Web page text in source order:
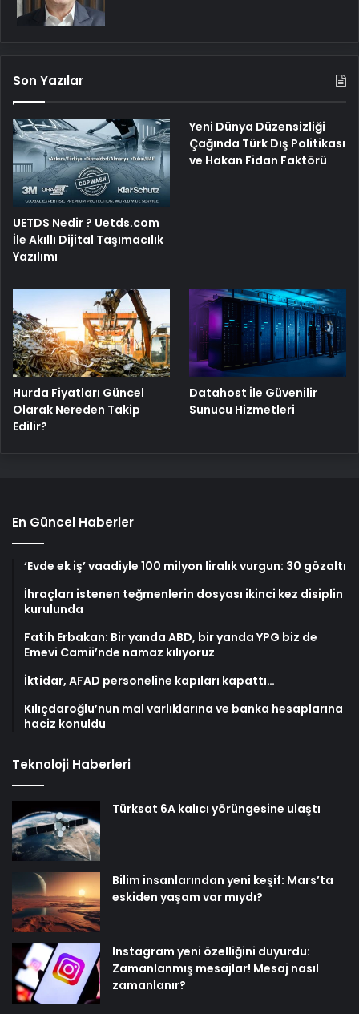
Son Yazılar
UETDS Nedir ? Uetds.com
İle Akıllı Dijital Taşımacılık
Yazılımı
Yeni Dünya Düzensizliği
Çağında Türk Dış Politikası
ve Hakan Fidan Faktörü
Hurda Fiyatları Güncel
Olarak Nereden Takip
Edilir?
Datahost İle Güvenilir
Sunucu Hizmetleri
En Güncel Haberler
‘Evde ek iş’ vaadiyle 100 milyon liralık vurgun: 30 gözaltı
İhraçları istenen teğmenlerin dosyası ikinci kez disiplin
kurulunda
Fatih Erbakan: Bir yanda ABD, bir yanda YPG biz de
Emevi Camii’nde namaz kılıyoruz
İktidar, AFAD personeline kapıları kapattı…
Kılıçdaroğlu’nun mal varlıklarına ve banka hesaplarına
haciz konuldu
Teknoloji Haberleri
Türksat 6A kalıcı yörüngesine ulaştı
Bilim insanlarından yeni keşif: Mars’ta
eskiden yaşam var mıydı?
Instagram yeni özelliğini duyurdu:
Zamanlanmış mesajlar! Mesaj nasıl
zamanlanır?